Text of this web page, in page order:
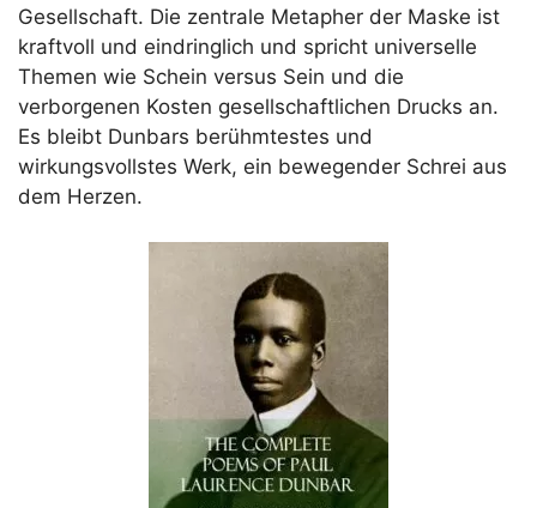
Gesellschaft. Die zentrale Metapher der Maske ist
kraftvoll und eindringlich und spricht universelle
Themen wie Schein versus Sein und die
verborgenen Kosten gesellschaftlichen Drucks an.
Es bleibt Dunbars berühmtestes und
wirkungsvollstes Werk, ein bewegender Schrei aus
dem Herzen.